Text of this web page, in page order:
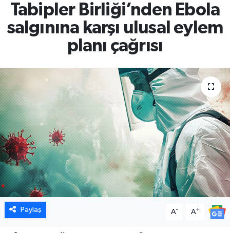
Tabipler Birliği’nden Ebola
salgınına karşı ulusal eylem
planı çağrısı
Paylaş A- A+
Son Dakika Haberleri
Haber Arşivi